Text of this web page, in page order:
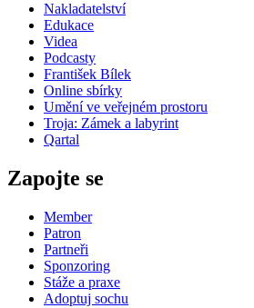
Nakladatelství
Edukace
Videa
Podcasty
František Bílek
Online sbírky
Umění ve veřejném prostoru
Troja: Zámek a labyrint
Qartal
Zapojte se
Member
Patron
Partneři
Sponzoring
Stáže a praxe
Adoptuj sochu